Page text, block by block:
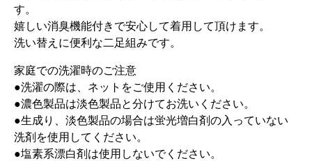
す。
嬉しい消臭機能付きで安心して着用して頂けます。
洗い替えに便利な二足組みです。
家庭での洗濯時のご注意
●洗濯の際は、ネットをご使用ください。
●濃色製品は淡色製品と分けてお洗いください。
●生成り、淡色製品の場合は蛍光増白剤の入っていない
洗剤を使用してください。
●塩素系漂白剤は使用しないでください。